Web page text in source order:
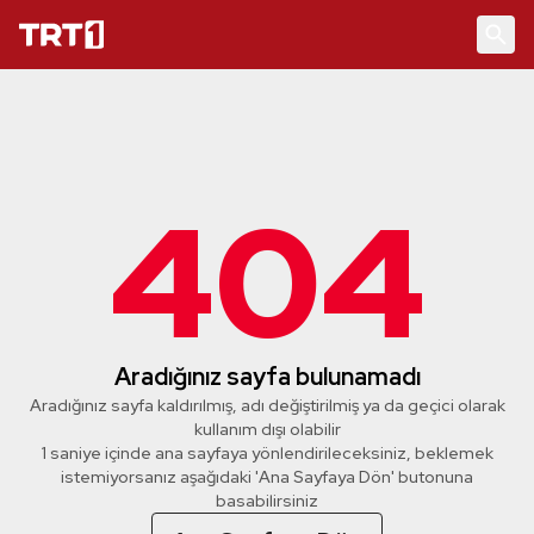
404
Aradığınız sayfa bulunamadı
Aradığınız sayfa kaldırılmış, adı değiştirilmiş ya da geçici olarak
kullanım dışı olabilir
1 saniye içinde ana sayfaya yönlendirileceksiniz, beklemek
istemiyorsanız aşağıdaki 'Ana Sayfaya Dön' butonuna
basabilirsiniz